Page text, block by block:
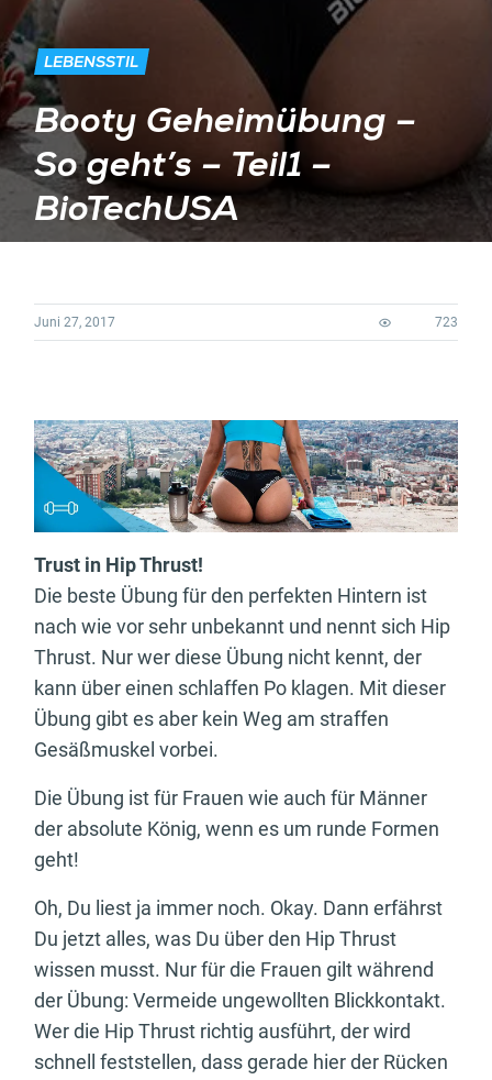
LEBENSSTIL
Booty Geheimübung –
So geht’s – Teil1 –
BioTechUSA
Juni 27, 2017 723
Trust in Hip Thrust!
Die beste Übung für den perfekten Hintern ist
nach wie vor sehr unbekannt und nennt sich Hip
Thrust. Nur wer diese Übung nicht kennt, der
kann über einen schlaffen Po klagen. Mit dieser
Übung gibt es aber kein Weg am straffen
Gesäßmuskel vorbei.
Die Übung ist für Frauen wie auch für Männer
der absolute König, wenn es um runde Formen
geht!
Oh, Du liest ja immer noch. Okay. Dann erfährst
Du jetzt alles, was Du über den Hip Thrust
wissen musst. Nur für die Frauen gilt während
der Übung: Vermeide ungewollten Blickkontakt.
Wer die Hip Thrust richtig ausführt, der wird
schnell feststellen, dass gerade hier der Rücken